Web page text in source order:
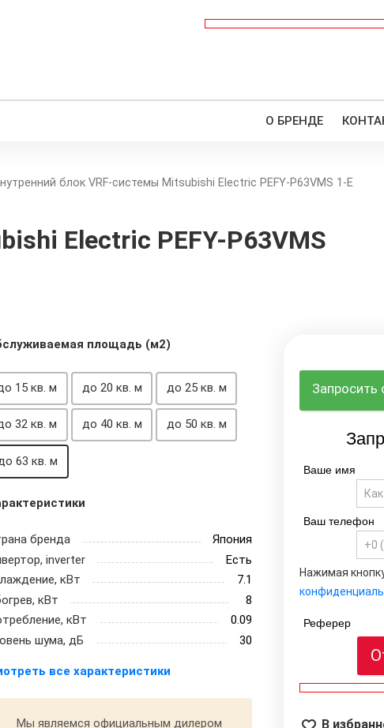
О БРЕНДЕ
блок VRF-системы Mitsubishi Electric PEFY-P63VMS 1-E
Electric PEFY-P63VMS
Запросить
Ваше имя
Ваш телефон
Нажимая
Реферер
В
площадь (м2)
15 кв. м до 20 кв. м до 25 кв. м
32 кв. м до 40 кв. м до 50 кв. м
63 кв. м
бренда
Япония
inverter
Есть
кВт
7.1
кВт
8
кВт
0.09
шума, дБ
30
все характеристики
Мы являемся официальным дилером